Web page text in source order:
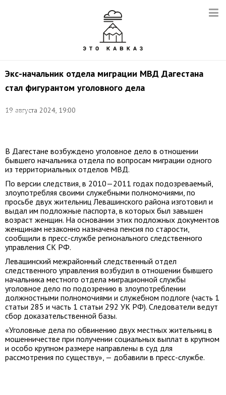
Экс-начальник отдела миграции МВД Дагестана
стал фигурантом уголовного дела
19 августа 2024, 19:00
Дмитрий
В Дагестане возбуждено уголовное дело в отношении
бывшего начальника отдела по вопросам миграции одного
из территориальных отделов МВД.
По версии следствия, в 2010—2011 годах подозреваемый,
злоупотребляя своими служебными полномочиями, по
просьбе двух жительниц Левашинского района изготовил и
выдал им подложные паспорта, в которых был завышен
возраст женщин. На основании этих подложных документов
женщинам незаконно назначена пенсия по старости,
сообщили в пресс-службе регионального следственного
управления СК РФ.
Левашинский межрайонный следственный отдел
следственного управления возбудил в отношении бывшего
начальника местного отдела миграционной службы
уголовное дело по подозрению в злоупотреблении
должностными полномочиями и служебном подлоге (часть 1
статьи 285 и часть 1 статьи 292 УК РФ). Следователи ведут
сбор доказательственной базы.
«Уголовные дела по обвинению двух местных жительниц в
мошенничестве при получении социальных выплат в крупном
и особо крупном размере направлены в суд для
рассмотрения по существу», — добавили в пресс-службе.